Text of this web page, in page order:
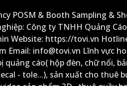
POSM & Booth Sampling &
Công ty TNHH Quảng
Website: https://tovi.vn
Email: info@tovi.vn Lĩnh vực
cáo( hộp đèn, chữ nổi,
- tole...), sản xuất cho thuê